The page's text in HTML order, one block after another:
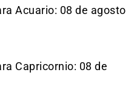
Acuario: 08 de agosto
Capricornio: 08 de